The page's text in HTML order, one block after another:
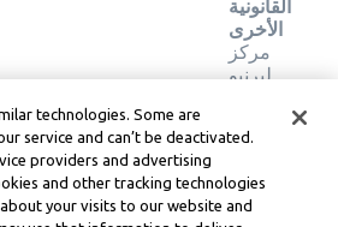
القانونية
الأخرى
مركز
ليرنيو
خدمة
a Learneo, Inc. business
technologies. Some are
service and can’t be deactivated.
providers and advertising
and other tracking technologies
your visits to our website and